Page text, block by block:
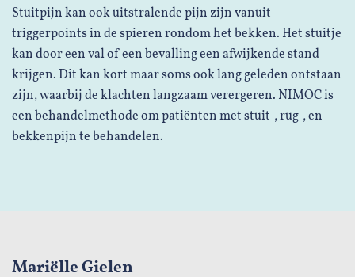
Stuitpijn kan ook uitstralende pijn zijn vanuit
triggerpoints in de spieren rondom het bekken. Het stuitje
kan door een val of een bevalling een afwijkende stand
krijgen. Dit kan kort maar soms ook lang geleden ontstaan
zijn, waarbij de klachten langzaam verergeren. NIMOC is
een behandelmethode om patiënten met stuit-, rug-, en
bekkenpijn te behandelen.
Mariëlle Gielen